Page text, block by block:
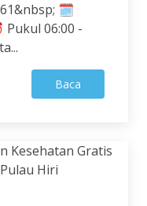
61&nbsp; 🗓️
06:00 -
Baca